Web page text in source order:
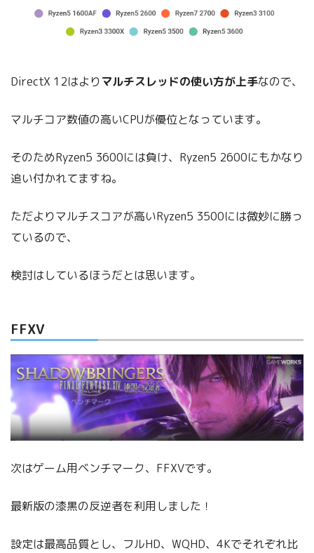
DirectX 12はよりマルチスレッドの使い方が上手なので、
マルチコア数値の高いCPUが優位となっています。
そのためRyzen5 3600には負け、Ryzen5 2600にもかなり
追い付かれてますね。
ただよりマルチスコアが高いRyzen5 3500には微妙に勝っ
ているので、
検討はしているほうだとは思います。
FFXV
次はゲーム用ベンチマーク、FFXVです。
最新版の漆黒の反逆者を利用しました！
設定は最高品質とし、フルHD、WQHD、4Kでそれぞれ比